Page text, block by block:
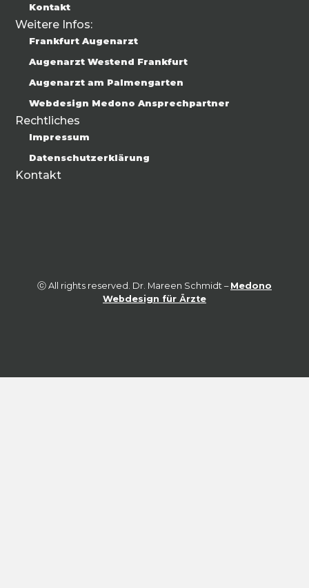
Kontakt
Weitere Infos:
Frankfurt Augenarzt
Augenarzt Westend Frankfurt
Augenarzt am Palmengarten
Webdesign Medono Ansprechpartner
Rechtliches
Impressum
Datenschutzerklärung
Kontakt
ⓒ All rights reserved. Dr. Mareen Schmidt – Medono
Webdesign für Ärzte